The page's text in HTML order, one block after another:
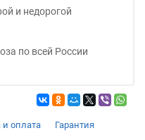
и недорогой
по всей России
и оплата Гарантия